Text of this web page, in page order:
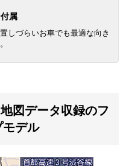
属
しづらいお車でも最適な向き
図データ収録のフ
モデル